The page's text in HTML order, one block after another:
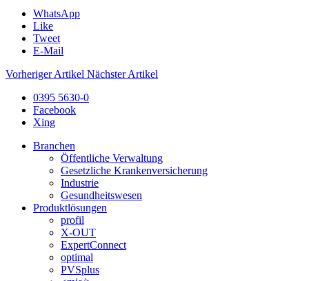
WhatsApp
Like
Tweet
E-Mail
Vorheriger Artikel Nächster Artikel
0395 5630-0
Facebook
Xing
Branchen
Öffentliche Verwaltung
Gesetzliche Krankenversicherung
Industrie
Gesundheitswesen
Produktlösungen
profil
X-OUT
ExpertConnect
optimal
PVSplus